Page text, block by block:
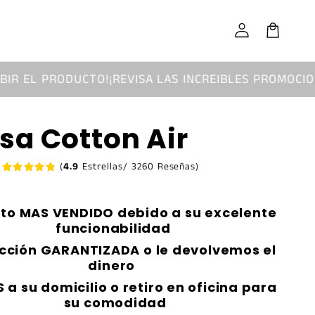
Iniciar
sesión
¡REVISA LAS INCREIBLES PROMOCIONES! ¡ENVIO
Cotton Air
(4.9 Estrellas/ 3260 Reseñas)
MAS VENDIDO debido a su excelente
funcionabilidad
GARANTIZADA o le devolvemos el
dinero
a su domicilio o retiro en oficina para
su comodidad